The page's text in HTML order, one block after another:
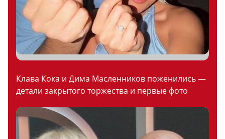
Клава Кока и Дима Масленников поженились —
детали закрытого торжества и первые фото